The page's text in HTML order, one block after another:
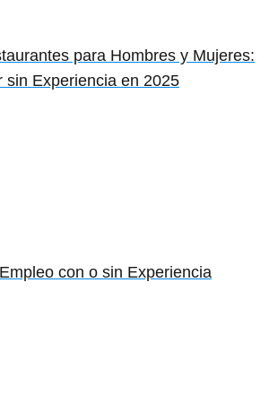
para Hombres y Mujeres:
sin Experiencia en 2025
con o sin Experiencia